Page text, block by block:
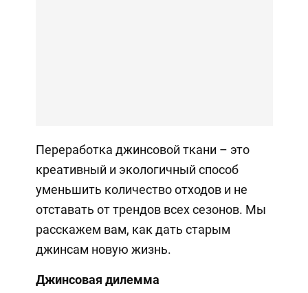
Переработка джинсовой ткани – это
креативный и экологичный способ
уменьшить количество отходов и не
отставать от трендов всех сезонов. Мы
расскажем вам, как дать старым
джинсам новую жизнь.
Джинсовая дилемма